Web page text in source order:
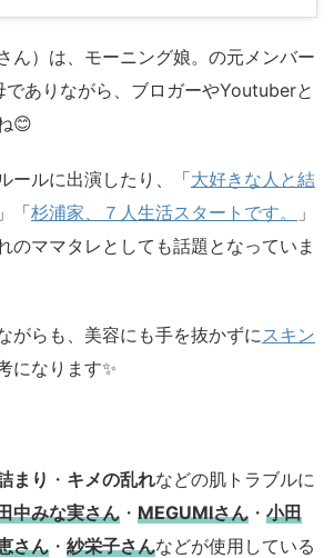
ん）は、モーニング娘。の元メンバー
ありながら、ブロガーやYoutuberと
😊
ールに出演したり、「大好きな人と結
」「杉浦家、７人生活スタートです。
」
のママタレとしても話題となっていま
がらも、美容にも手を抜かずに スキン
になります✨
まり ・ キメの乱れなどの肌トラブルに
中みな実さん ・ MEGUMIさん ・ 小田
さん ・ 紗栄子さんなどが使用している